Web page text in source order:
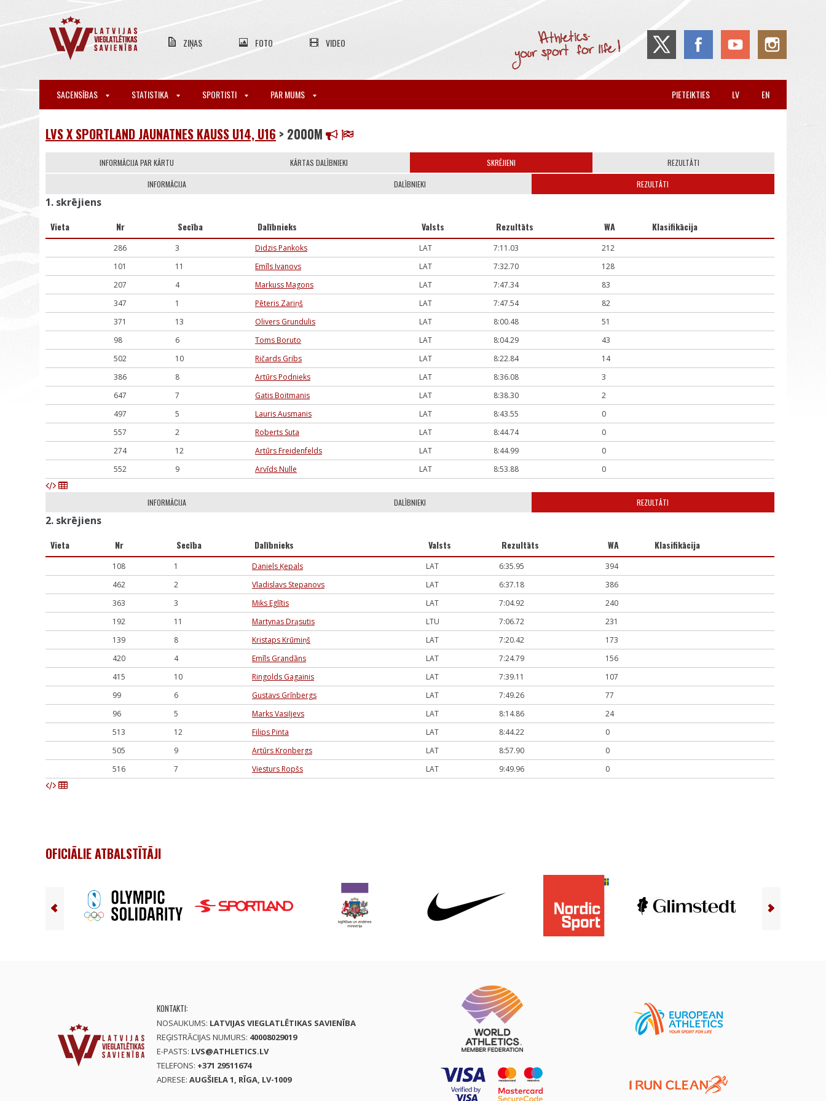
ZIŅAS FOTO VIDEO
SACENSĪBAS STATISTIKA SPORTISTI PAR MUMS EN
LV
PIETEIKTIES
LVS X SPORTLAND JAUNATNES KAUSS U14, U16 > 2000M
INFORMĀCIJA PAR KĀRTU KĀRTAS DALĪBNIEKI SKRĒJIENI REZULTĀTI
INFORMĀCIJA DALĪBNIEKI REZULTĀTI
1. skrējiens
Vieta Nr Secība Dalībnieks Valsts Rezultāts WA Klasifikācija
286 3 Didzis Pankoks LAT 7:11.03
212
101
11 Emīls Ivanovs LAT 7:32.70
128
207
4 Markuss Magons LAT 7:47.34
83
347
1 Pēteris Zariņš LAT 7:47.54
82
371
13 Olivers Grundulis LAT 8:00.48
51
98
6 Toms Boruto LAT 8:04.29
43
502
10 Ričards Gribs LAT 8:22.84
14
386
8 Artūrs Podnieks LAT 8:36.08
3
647
7 Gatis Boitmanis LAT 8:38.30
2
497
5 Lauris Ausmanis LAT 8:43.55
0
557
2 Roberts Suta LAT 8:44.74
0
274
12 Artūrs Freidenfelds LAT 8:44.99
0
552
9 Arvīds Nulle LAT 8:53.88 0
INFORMĀCIJA DALĪBNIEKI REZULTĀTI
2. skrējiens
Vieta Nr Secība Dalībnieks Valsts Rezultāts WA Klasifikācija
108 1 Daniels Ķepals LAT 6:35.95
394
462
2 Vladislavs Stepanovs LAT 6:37.18
386
363
3 Miks Eglītis LAT 7:04.92
240
192
11 Martynas Drąsutis LTU 7:06.72
231
139
8 Kristaps Krūmiņš LAT 7:20.42
173
420
4 Emīls Grandāns LAT 7:24.79
156
415
10 Ringolds Gagainis LAT 7:39.11
107
99
6 Gustavs Grīnbergs LAT 7:49.26
77
96
5 Marks Vasiļjevs LAT 8:14.86
24
513
12 Filips Pinta LAT 8:44.22
0
505
9 Artūrs Kronbergs LAT 8:57.90
0
516
7 Viesturs Ropšs LAT 9:49.96 0
OFICIĀLIE ATBALSTĪTĀJI
KONTAKTI:
NOSAUKUMS: LATVIJAS VIEGLATLĒTIKAS SAVIENĪBA
REĢISTRĀCIJAS NUMURS: 40008029019
E-PASTS: LVS@ATHLETICS.LV
TELEFONS: +371 29511674
ADRESE: AUGŠIELA 1, RĪGA, LV-1009